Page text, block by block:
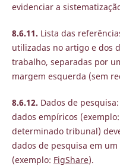
evidenciar a
8.6.11. Lista das
utilizadas no artigo e dos
trabalho, separadas por
margem esquerda (sem
8.6.12. Dados de
dados empíricos
determinado tribunal)
dados de pesquisa em
(exemplo: FigShare).